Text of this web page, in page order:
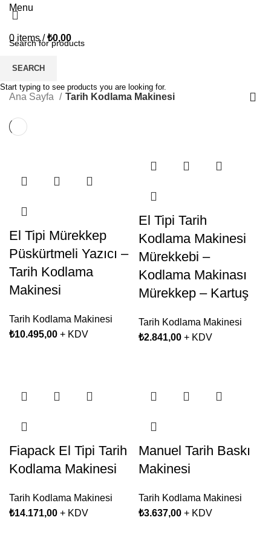
Menu
0 items / ₺0,00
CATEGORIES
Ana Sayfa Tarih Kodlama Makinesi
El Tipi Mürekkep
Püskürtmeli Yazıcı –
Tarih Kodlama
Makinesi
Tarih Kodlama Makinesi
₺10.495,00 + KDV
El Tipi Tarih
Kodlama Makinesi
Mürekkebi –
Kodlama Makinası
Mürekkep – Kartuş
Tarih Kodlama Makinesi
₺2.841,00 + KDV
Fiapack El Tipi Tarih
Kodlama Makinesi
Tarih Kodlama Makinesi
₺14.171,00 + KDV
Manuel Tarih Baskı
Makinesi
Tarih Kodlama Makinesi
₺3.637,00 + KDV
SEARCH
Start typing to see products you are looking for.